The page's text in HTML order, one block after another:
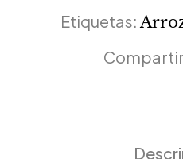
Etiquetas: